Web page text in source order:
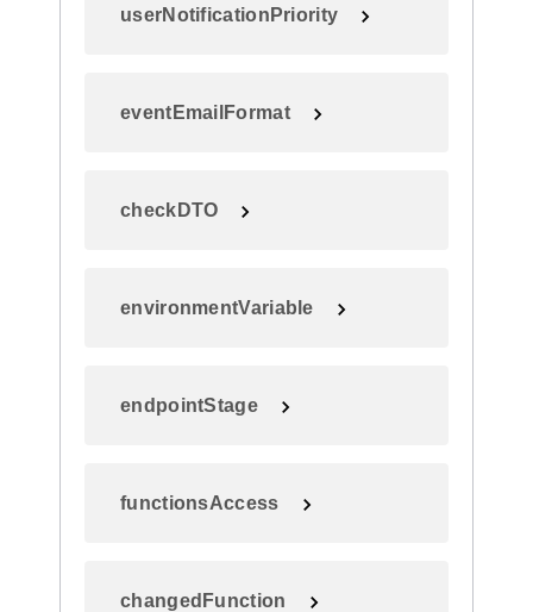
userNotificationPriority
eventEmailFormat
checkDTO
environmentVariable
endpointStage
functionsAccess
changedFunction